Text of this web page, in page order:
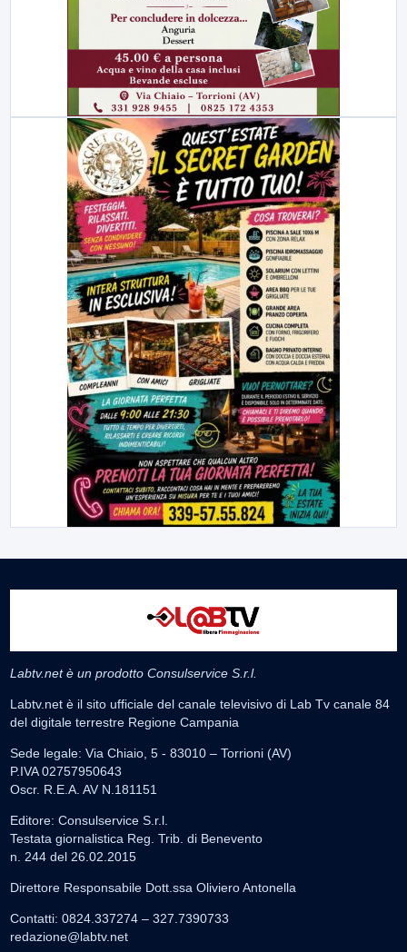
Labtv.net è un prodotto Consulservice S.r.l.
Labtv.net è il sito ufficiale del canale televisivo di Lab Tv canale 84
del digitale terrestre Regione Campania
Sede legale: Via Chiaio, 5 - 83010 – Torrioni (AV)
P.IVA 02757950643
Oscr. R.E.A. AV N.181151
Editore: Consulservice S.r.l.
Testata giornalistica Reg. Trib. di Benevento
n. 244 del 26.02.2015
Direttore Responsabile Dott.ssa Oliviero Antonella
Contatti: 0824.337274 – 327.7390733
redazione@labtv.net